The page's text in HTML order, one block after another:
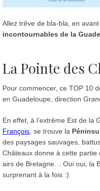
Allez trêve de bla-bla, en
incontournables de la
La Pointe des
Pour commencer, ce TOP 10
en Guadeloupe, direction
En effet, à l’extrême Est de la
François , se trouve la
des paysages sauvages,
Châteaux donne à cette
airs de Bretagne… Oui oui, la
surprenant à la fois :)